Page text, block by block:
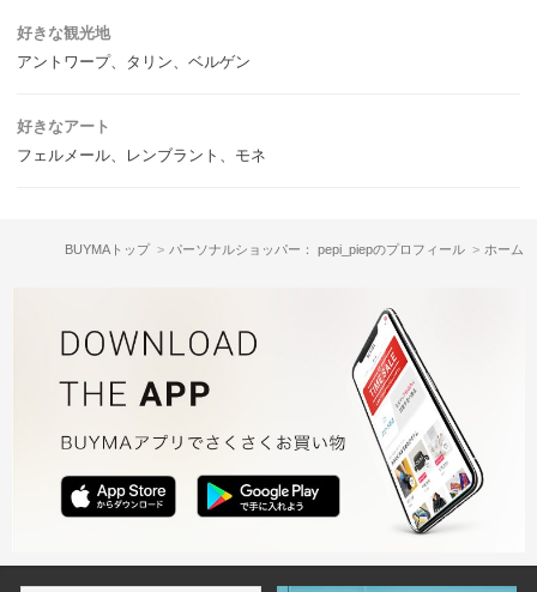
合わせ、ご質問などございましたら、お気軽にご連絡ください。
好きな観光地
アントワープ、タリン、ベルゲン
好きなアート
フェルメール、レンブラント、モネ
BUYMAトップ パーソナルショッパー： pepi_piepのプロフィール ホーム